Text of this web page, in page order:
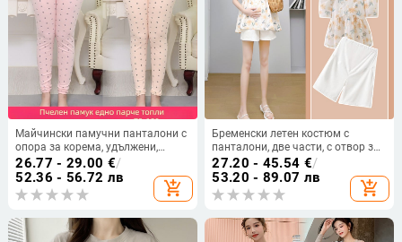
Майчински памучни панталони с
опора за корема, удължени,
свободна кройка, есенни
пижамени панталони
26.77 - 29.00 €/
52.36 - 56.72 лв
add_shopping_cart
Бременски летен костюм с
панталони, две части, с отвор за
кърмене, ръкав ¾, монохромен
модел, акрилно влакно, спандекс
30–50%
27.20 - 45.54 €/
53.20 - 89.07 лв
add_shopping_cart